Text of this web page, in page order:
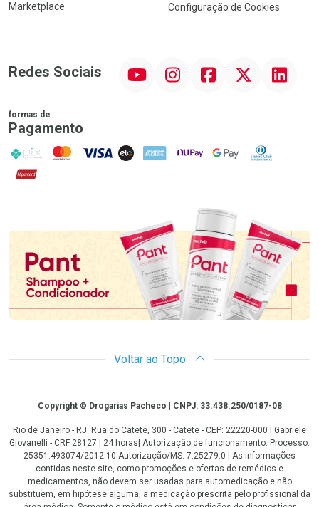
Marketplace
Configuração de Cookies
Redes Sociais InstagramFacebookTwitter Linkedin
formas de
Pagamento
PIX MasterCard
VISA ELO AMEX NuPay Google PayDiners Club
Hipercard
Voltar ao Topo
CopyrightCopyright © Drogarias Pacheco | CNPJ: 33.438.250/0187-08
Rio de Janeiro - RJ: Rua do Catete, 300 - Catete - CEP: 22220-000 | Gabriele
Giovanelli - CRF 28127 | 24 horas| Autorização de funcionamento: Processo:
25351.493074/2012-10 Autorização/MS: 7.25279.0 | As informações
contidas neste site, como promoções e ofertas de remédios e
medicamentos, não devem ser usadas para automedicação e não
substituem, em hipótese alguma, a medicação prescrita pelo profissional da